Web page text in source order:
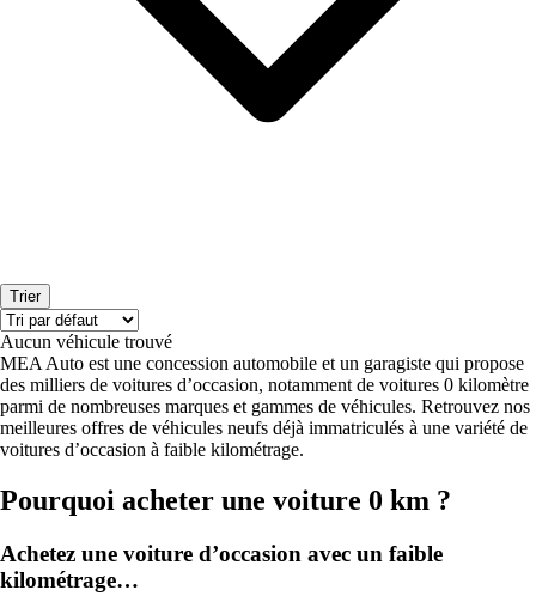
Trier
Aucun véhicule trouvé
MEA Auto est une concession automobile et un garagiste qui propose
des milliers de voitures d’occasion, notamment de voitures 0 kilomètre
parmi de nombreuses marques et gammes de véhicules. Retrouvez nos
meilleures offres de véhicules neufs déjà immatriculés à une variété de
voitures d’occasion à faible kilométrage.
Pourquoi acheter une voiture 0 km ?
Achetez une voiture d’occasion avec un faible
kilométrage…